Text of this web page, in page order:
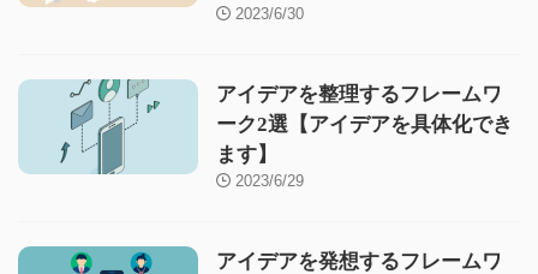
2023/6/30
アイデアを整理するフレームワ
ーク2選【アイデアを具体化でき
ます】
2023/6/29
アイデアを発想するフレームワ